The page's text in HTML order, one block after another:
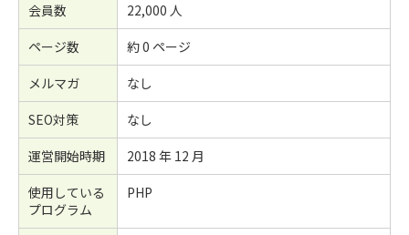
会員数
22,000 人
ページ数
約 0 ページ
メルマガ
なし
SEO対策
なし
運営開始時期
2018 年 12 月
使用している
プログラム
PHP